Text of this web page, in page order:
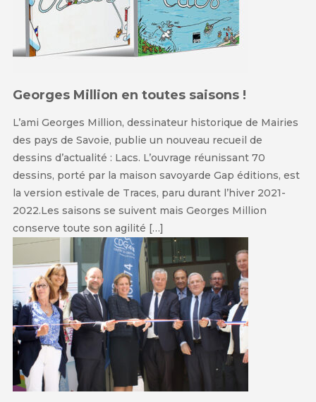
Georges Million en toutes saisons !
L’ami Georges Million, dessinateur historique de Mairies
des pays de Savoie, publie un nouveau recueil de
dessins d’actualité : Lacs. L’ouvrage réunissant 70
dessins, porté par la maison savoyarde Gap éditions, est
la version estivale de Traces, paru durant l’hiver 2021-
2022.Les saisons se suivent mais Georges Million
conserve toute son agilité […]